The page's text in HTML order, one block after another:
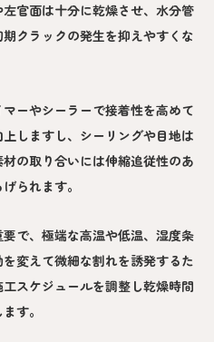
官面は十分に乾燥させ、水分管
クラックの発生を抑えやすくな
ーやシーラーで接着性を高めて
しますし、シーリングや目地は
の取り合いには伸縮追従性のあ
られます。
で、極端な高温や低温、湿度条
変えて微細な割れを誘発するた
スケジュールを調整し乾燥時間
す。